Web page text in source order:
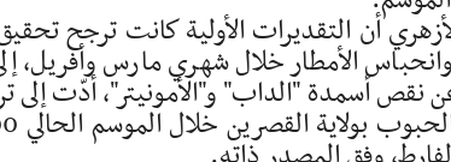
الأمطار خلال شهري مارس وأفريل،
أسمدة "الداب" و"الأمونيتر"، أدّت إلى